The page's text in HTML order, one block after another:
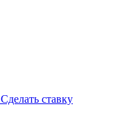
Сделать ставку